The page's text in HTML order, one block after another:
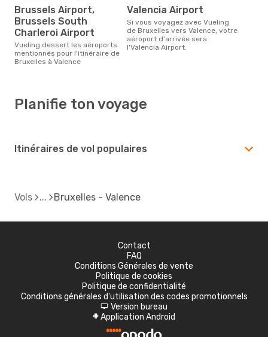
Brussels Airport,
Brussels South
Charleroi Airport
Vueling dessert les aéroports
mentionnés pour l'itinéraire de
Bruxelles à Valence
Valencia Airport
Si vous voyagez avec Vueling
de Bruxelles vers Valence, votre
aéroport d'arrivée sera
l'Valencia Airport.
Planifie ton voyage
Itinéraires de vol populaires
Vols Bruxelles - Valence
Contact
FAQ
Conditions Générales de vente
Politique de cookies
Politique de confidentialité
Conditions générales d'utilisation des codes promotionnels
d Version bureau
A Application Android